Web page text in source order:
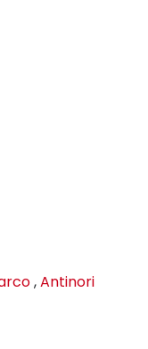
,Antinori